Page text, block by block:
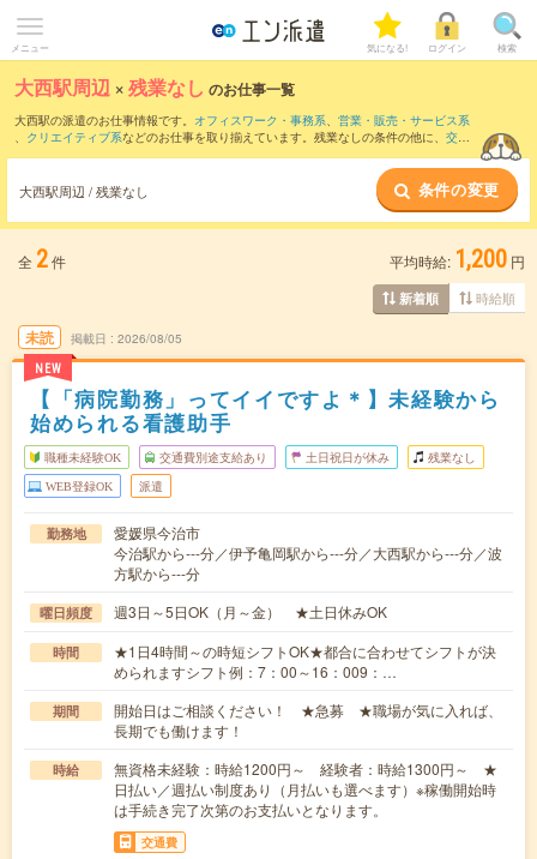
メニュー 気になる! ログイン 検索
大西駅周辺 ×残業なし のお仕事一覧
大西駅の派遣のお仕事情報です。 オフィスワーク・事務系、 営業・販売・サービス系
、 クリエイティブ系などのお仕事を取り揃えています。残業なしの条件の他に、 交通
大西駅周辺 / 残業なし 条件の変更
全 2件 平均時給: 1,200 円
新着順 時給順
未読
NEW
掲載日 2026/08/05
【「病院勤務」ってイイですよ＊】未経験から
始められる看護助手
職種未経験OK 交通費別途支給あり 土日祝日が休み 残業なし
WEB登録OK 派遣
勤務地
愛媛県今治市
今治駅から---分／伊予亀岡駅から---分／大西駅から---分／波
方駅から---分
曜日頻度 週3日～5日OK（月～金） ★土日休みOK
時間
★1日4時間～の時短シフトOK★都合に合わせてシフトが決
められますシフト例：7：00～16：009：…
期間
開始日はご相談ください！ ★急募 ★職場が気に入れば、
長期でも働けます！
時給
無資格未経験：時給1200円～ 経験者：時給1300円～ ★
日払い／週払い制度あり（月払いも選べます）※稼働開始時
は手続き完了次第のお支払いとなります。
交通費